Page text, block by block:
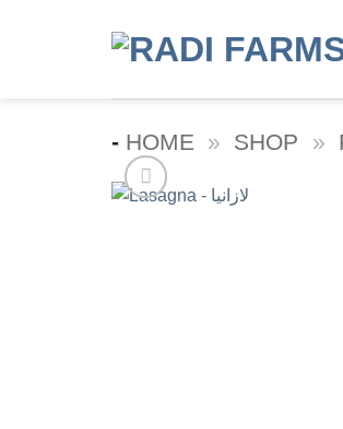
- HOME » SHOP »